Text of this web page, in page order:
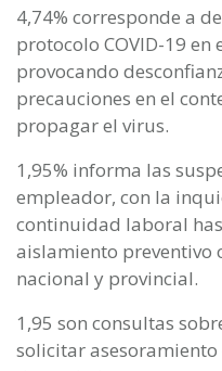
4,74% corresponde a
protocolo COVID-19
provocando
precauciones en el
propagar el virus.
1,95% informa las
empleador, con la
continuidad laboral
aislamiento preventivo
nacional y provincial.
1,95 son consultas
solicitar